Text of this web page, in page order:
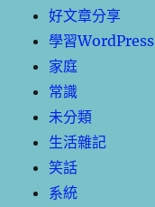
好文章分享
學習WordPress
家庭
常識
未分類
生活雜記
笑話
系統